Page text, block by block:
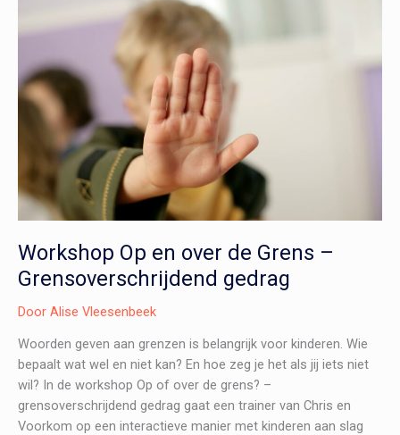
Workshop Op en over de Grens –
Grensoverschrijdend gedrag
Door Alise Vleesenbeek
Woorden geven aan grenzen is belangrijk voor kinderen. Wie
bepaalt wat wel en niet kan? En hoe zeg je het als jij iets niet
wil? In de workshop Op of over de grens? –
grensoverschrijdend gedrag gaat een trainer van Chris en
Voorkom op een interactieve manier met kinderen aan slag